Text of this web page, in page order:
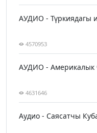
АУДИО - Түркиядагы
4570953
АУДИО - Америкалык
4631646
Аудио - Саясатчы